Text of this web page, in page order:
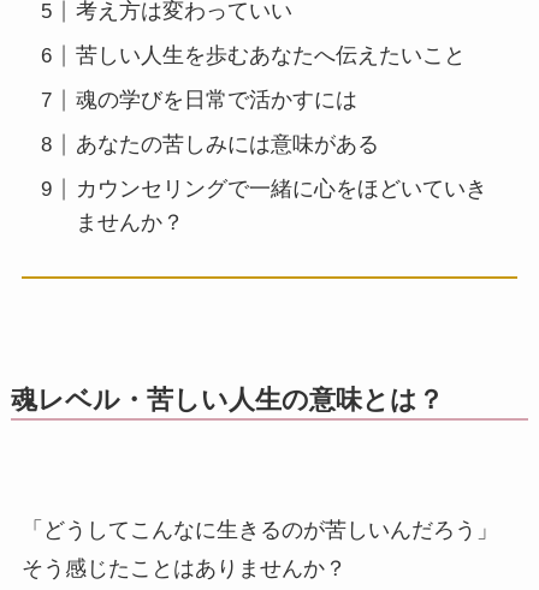
考え方は変わっていい
苦しい人生を歩むあなたへ伝えたいこと
魂の学びを日常で活かすには
あなたの苦しみには意味がある
カウンセリングで一緒に心をほどいていき
ませんか？
魂レベル・苦しい人生の意味とは？
「どうしてこんなに生きるのが苦しいんだろう」
そう感じたことはありませんか？